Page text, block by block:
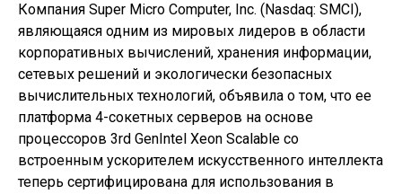
Компания Super Micro Computer, Inc. (Nasdaq: SMCI),
являющаяся одним из мировых лидеров в области
корпоративных вычислений, хранения информации,
сетевых решений и экологически безопасных
вычислительных технологий, объявила о том, что ее
платформа 4-сокетных серверов на основе
процессоров 3rd GenIntel Xeon Scalable со
встроенным ускорителем искусственного интеллекта
теперь сертифицирована для использования в